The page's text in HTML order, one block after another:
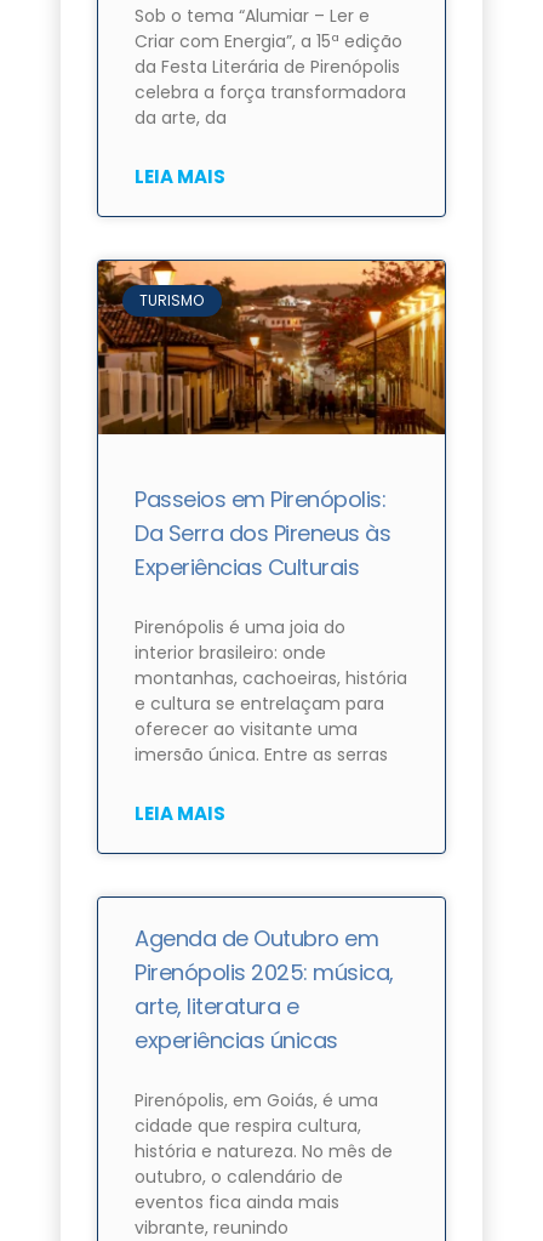
Sob o tema “Alumiar – Ler e
Criar com Energia”, a 15ª edição
da Festa Literária de Pirenópolis
celebra a força transformadora
da arte, da
LEIA MAIS
TURISMO
Passeios em Pirenópolis:
Da Serra dos Pireneus às
Experiências Culturais
Pirenópolis é uma joia do
interior brasileiro: onde
montanhas, cachoeiras, história
e cultura se entrelaçam para
oferecer ao visitante uma
imersão única. Entre as serras
LEIA MAIS
Agenda de Outubro em
Pirenópolis 2025: música,
arte, literatura e
experiências únicas
Pirenópolis, em Goiás, é uma
cidade que respira cultura,
história e natureza. No mês de
outubro, o calendário de
eventos fica ainda mais
vibrante, reunindo